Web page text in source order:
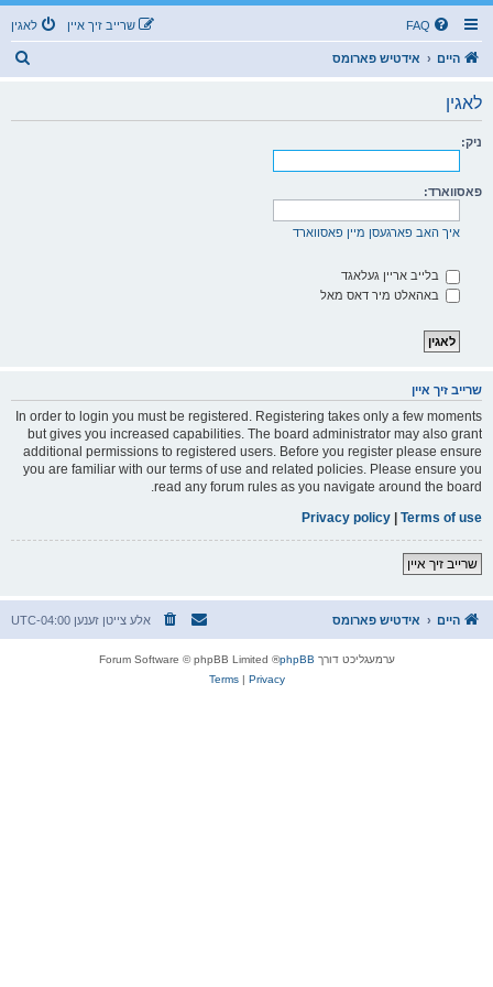
FAQ לאגין שרייב זיך איין
היים אידטיש פארומס
לאגין
ניק:
פאסווארד:
איך האב פארגעסן מיין פאסווארד
בלייב אריין געלאגד
באהאלט מיר דאס מאל
שרייב זיך איין
In order to login you must be registered. Registering takes only a few moments
but gives you increased capabilities. The board administrator may also grant
additional permissions to registered users. Before you register please ensure
you are familiar with our terms of use and related policies. Please ensure you
read any forum rules as you navigate around the board.
Terms of use
|
Privacy policy
שרייב זיך איין
היים אידטיש פארומס אלע צייטן זענען UTC-04:00
ערמעגליכט דורך phpBB
® Forum Software © phpBB Limited
Privacy
|
Terms